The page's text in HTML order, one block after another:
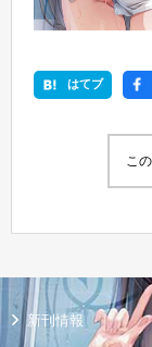
はてブ
こ
新刊情報